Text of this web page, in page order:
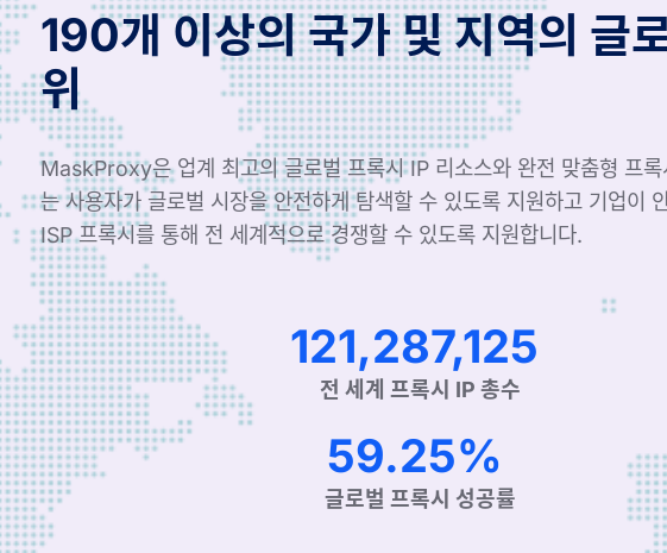
190개 이상의 국가 및 지역의 글
위
MaskProxy은 업계 최고의 글로벌 프록시 IP 리소스와 완전 맞춤형 프
는 사용자가 글로벌 시장을 안전하게 탐색할 수 있도록 지원하고 기업이
ISP 프록시를 통해 전 세계적으로 경쟁할 수 있도록 지원합니다.
204,482,148
전 세계 프록시 IP 총수
99.90%
글로벌 프록시 성공률